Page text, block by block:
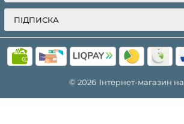
ПІДПИСКА
© 2026 Інтернет-магазин на